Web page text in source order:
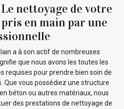
nettoyage de votre
en main par une
a à son actif de nombreuses
que nous avons les toutes les
requises pour prendre bien soin de
Que vous possédiez une structure
béton ou autres matériaux, nous
des prestations de nettoyage de